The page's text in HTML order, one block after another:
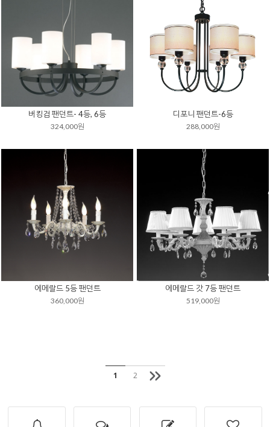
버킹검 팬던트- 4등, 6등
324,000원
디포니 팬던트-6등
288,000원
에메랄드 5등 팬던트
360,000원
에메랄드 갓 7등 팬던트
519,000원
1 2